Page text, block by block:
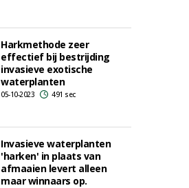
Harkmethode zeer
effectief bij bestrijding
invasieve exotische
waterplanten
05-10-2023 491 sec
Invasieve waterplanten
'harken' in plaats van
afmaaien levert alleen
maar winnaars op.